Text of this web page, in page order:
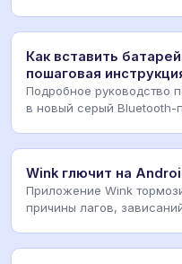
Как вставить
пошаговая
Подробное руководство
в новый серый Bluetooth-
Wink глючит на
Приложение Wink
причины лагов,